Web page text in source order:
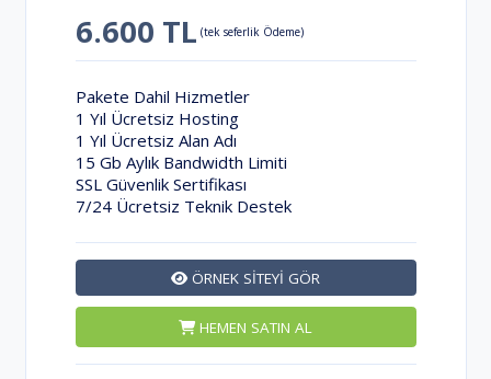
6.600 TL (tek seferlik Ödeme)
Pakete Dahil Hizmetler
1 Yıl Ücretsiz Hosting
1 Yıl Ücretsiz Alan Adı
15 Gb Aylık Bandwidth Limiti
SSL Güvenlik Sertifikası
7/24 Ücretsiz Teknik Destek
ÖRNEK SİTEYİ GÖR
HEMEN SATIN AL